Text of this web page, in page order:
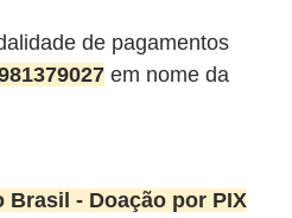
de pagamentos
em nome da
Brasil - Doação por PIX